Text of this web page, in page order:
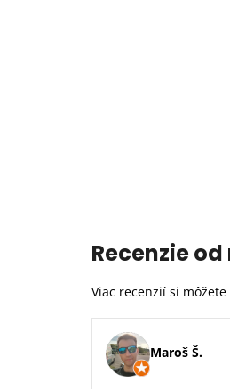
Recenzie
Viac recenzií si
Maroš Š.